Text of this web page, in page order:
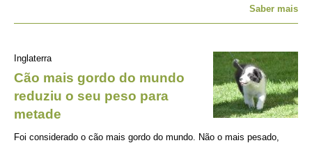
Saber mais
Inglaterra
Cão mais gordo do mundo
reduziu o seu peso para
metade
Foi considerado o cão mais gordo do mundo. Não o mais pesado,